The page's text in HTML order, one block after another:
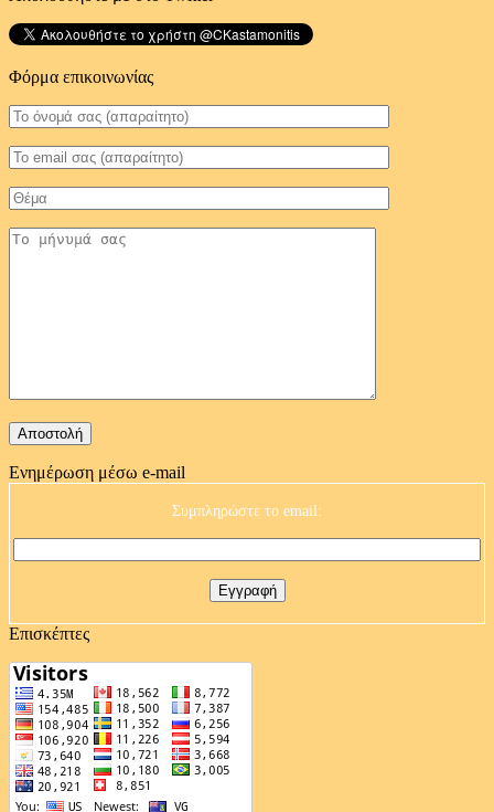
Φόρμα επικοινωνίας
Ενημέρωση μέσω e-mail
Συμπληρώστε το email:
Επισκέπτες